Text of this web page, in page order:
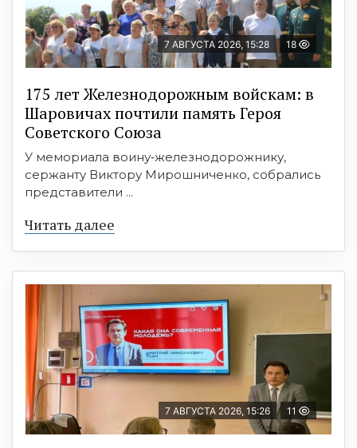
7 АВГУСТА 2026, 15:28 18
175 лет Железнодорожным войскам: в
Шаровичах почтили память Героя
Советского Союза
У мемориала воину‑железнодорожнику,
сержанту Виктору Мирошниченко, собрались
представители ...
Читать далее
7 АВГУСТА 2026, 15:26 11